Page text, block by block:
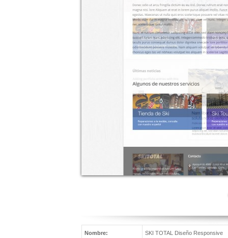
Nombre: SKI TOTAL Diseño Responsive